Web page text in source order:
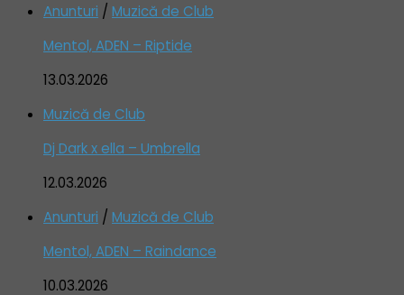
Anunturi / Muzică de Club
Mentol, ADEN – Riptide
13.03.2026
Muzică de Club
Dj Dark x ella – Umbrella
12.03.2026
Anunturi / Muzică de Club
Mentol, ADEN – Raindance
10.03.2026